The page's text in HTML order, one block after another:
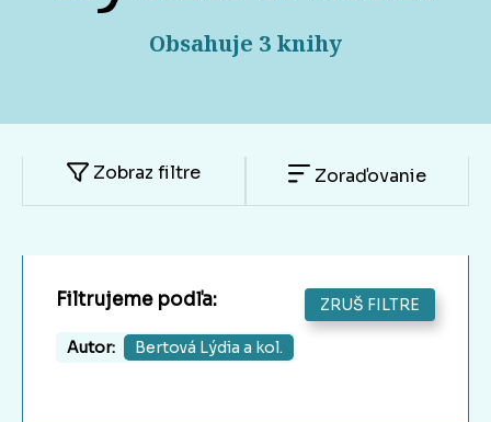
Obsahuje 3 knihy
Zobraz filtre Zoraďovanie
Filtrujeme podľa: ZRUŠ FILTRE
Autor: Bertová Lýdia a kol.